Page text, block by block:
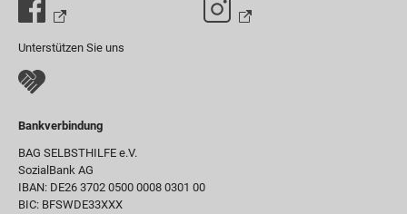
Unterstützen Sie uns
Bankverbindung
BAG SELBSTHILFE e.V.
SozialBank AG
IBAN: DE26 3702 0500 0008 0301 00
BIC: BFSWDE33XXX